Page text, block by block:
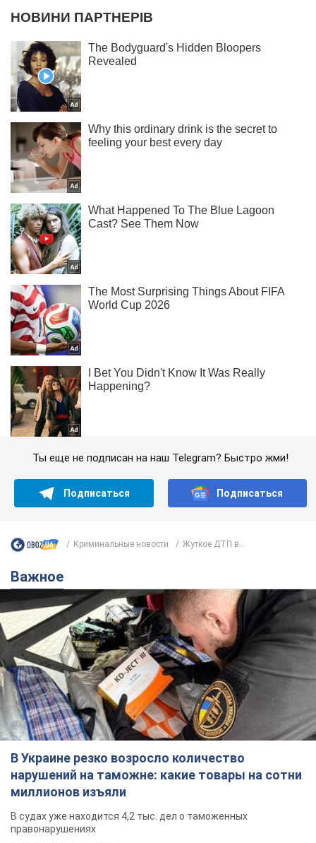
Ты еще не подписан на наш Telegram? Быстро жми!
Подписаться Подписаться
Криминальные новости Жуткое ДТП в...
Важное
В Украине резко возросло количество
нарушений на таможне: какие товары на сотни
миллионов изъяли
В судах уже находится 4,2 тыс. дел о таможенных
правонарушениях